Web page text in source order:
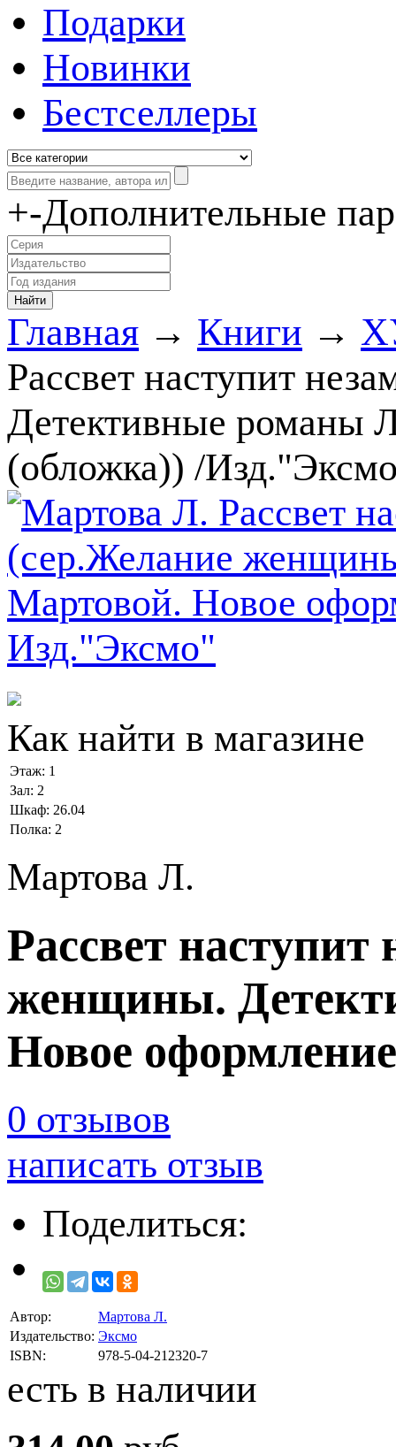
Подарки
Новинки
Бестселлеры
+-Дополнительные
Главная → Книги →
Рассвет наступит
Детективные романы
(обложка)) /
Как найти в магазине
Этаж: 1
Зал: 2
Шкаф: 26.04
Полка: 2
Мартова Л.
Рассвет
женщины.
Новое
0 отзывов
написать отзыв
Поделиться:
Автор:
Мартова Л.
Издательство: Эксмо
ISBN:
978-5-04-212320-7
есть в наличии